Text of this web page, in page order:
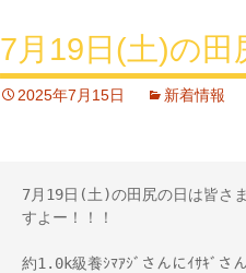
7月19日(土)の田
2025年7月15日 新着情報
7月19日(土)の田尻の日は皆さ
すよー！！！
約1.0k級養ｼﾏｱｼﾞさんにｲｻｷﾞさ